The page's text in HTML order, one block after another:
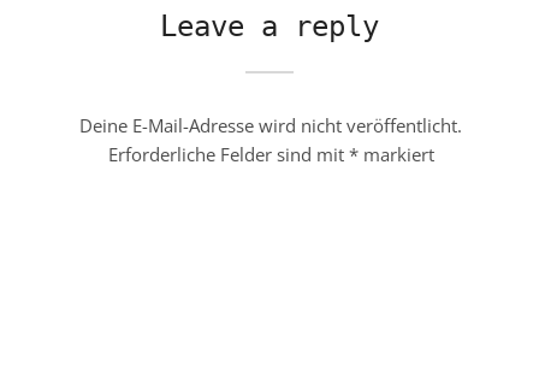
Leave a reply
Deine E-Mail-Adresse wird nicht veröffentlicht.
Erforderliche Felder sind mit *markiert